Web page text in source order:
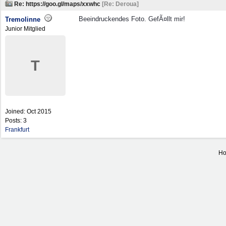
Re: https://goo.gl/maps/xxwhc [Re: Deroua]
Tremolinne
Junior Mitglied
T
Joined: Oct 2015
Posts: 3
Frankfurt
Beeindruckendes Foto. GefÃ¤llt mir!